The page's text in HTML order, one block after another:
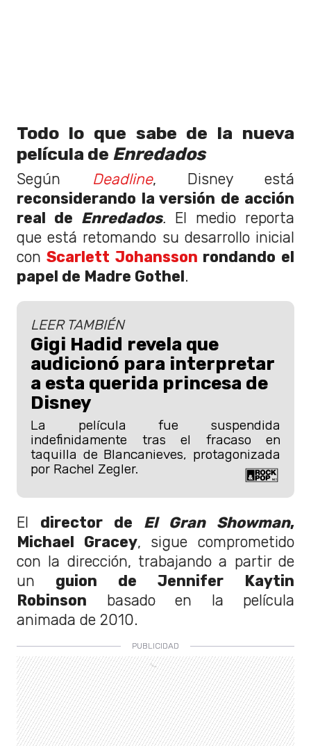
Todo lo que sabe de la nueva
película de Enredados
Según Deadline, Disney está
reconsiderando la versión de acción
real de Enredados. El medio reporta
que está retomando su desarrollo inicial
con Scarlett Johansson rondando el
papel de Madre Gothel.
LEER TAMBIÉN
Gigi Hadid revela que
audicionó para interpretar
a esta querida princesa de
Disney
La película fue suspendida
indefinidamente tras el fracaso en
taquilla de Blancanieves, protagonizada
por Rachel Zegler.
El director de El Gran Showman,
Michael Gracey, sigue comprometido
con la dirección, trabajando a partir de
un guion de Jennifer Kaytin
Robinson basado en la película
animada de 2010.